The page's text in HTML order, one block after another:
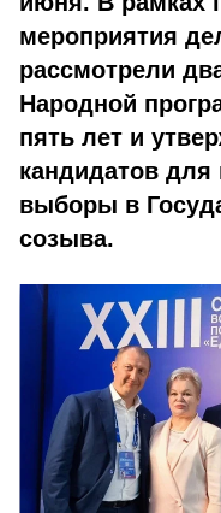
мероприятия
рассмотрели
Народной
пять лет и
кандидатов
выборы в
созыва.